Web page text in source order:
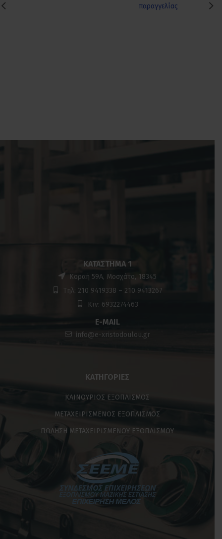
παραγγελίας
ΚΑΤΆΣΤΗΜΑ 1
Κοραή 59Α, Μοσχάτο, 18345
Τηλ: 210 9419338 – 210 9413267
Κιν: 6932274463
E-MAIL
info@e-xristodoulou.gr
ΚΑΤΗΓΟΡΊΕΣ
ΚΑΙΝΟΥΡΙΟΣ ΕΞΟΠΛΙΣΜΟΣ
ΜΕΤΑΧΕΙΡΙΣΜΕΝΟΣ ΕΞΟΠΛΙΣΜΟΣ
ΠΩΛΗΣΗ ΜΕΤΑΧΕΙΡΙΣΜΕΝΟΥ ΕΞΟΠΛΙΣΜΟΥ